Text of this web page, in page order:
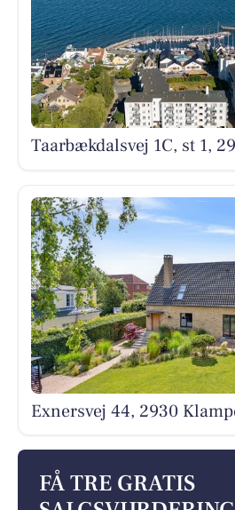
Taarbækdalsvej 1C, st 1,
Exnersvej 44, 2930
FÅ TRE GRATIS